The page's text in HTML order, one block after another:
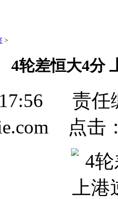
>
4轮差恒大4分
17:56 责
点击